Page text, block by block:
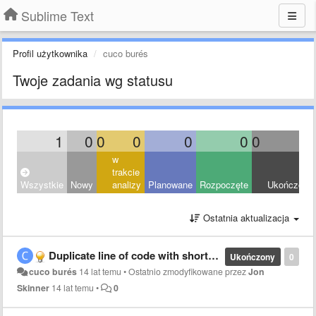
Sublime Text
Profil użytkownika cuco burés
Twoje zadania wg statusu
1 0 0 0 0 0 0
Wszystkie Nowy
w
trakcie
analizy
Planowane Rozpoczęte Ukończony
Ostatnia aktualizacja
0
Ukończony
Duplicate line of code with shortcut
cuco burés 14 lat temu •Ostatnio zmodyfikowane przezJon
Skinner 14 lat temu • 0